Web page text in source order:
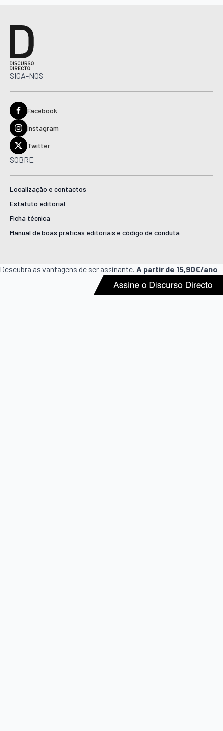
SIGA-NOS
Facebook
Instagram
Twitter
SOBRE
Localização e contactos
Estatuto editorial
Ficha técnica
Manual de boas práticas editoriais e código de conduta
Descubra as vantagens de ser assinante. A partir de 15,90€/ano